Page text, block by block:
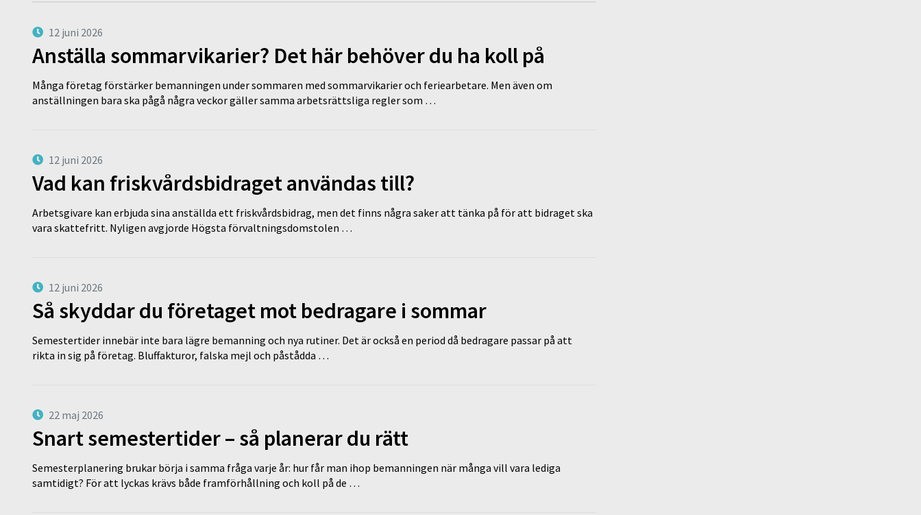
12 juni 2026
Anställa sommarvikarier? Det här behöver du ha koll på
Många företag förstärker bemanningen under sommaren med sommarvikarier och feriearbetare. Men även om
anställningen bara ska pågå några veckor gäller samma arbetsrättsliga regler som …
12 juni 2026
Vad kan friskvårdsbidraget användas till?
Arbetsgivare kan erbjuda sina anställda ett friskvårdsbidrag, men det finns några saker att tänka på för att bidraget ska
vara skattefritt. Nyligen avgjorde Högsta förvaltningsdomstolen …
12 juni 2026
Så skyddar du företaget mot bedragare i sommar
Semestertider innebär inte bara lägre bemanning och nya rutiner. Det är också en period då bedragare passar på att
rikta in sig på företag. Bluffakturor, falska mejl och påstådda …
22 maj 2026
Snart semestertider – så planerar du rätt
Semesterplanering brukar börja i samma fråga varje år: hur får man ihop bemanningen när många vill vara lediga
samtidigt? För att lyckas krävs både framförhållning och koll på de …